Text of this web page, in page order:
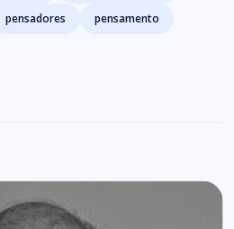
pensadores
pensamento